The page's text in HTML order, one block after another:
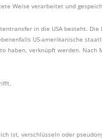
Weise verarbeitet und
in die USA besteht.
US-amerikanische
haben, verknüpft werden.
ist, verschlüsseln oder